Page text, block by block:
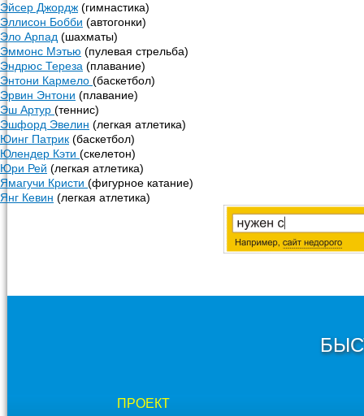
Эйсер Джордж (гимнастика)
Эллисон Бобби (автогонки)
Эло Арпад (шахматы)
Эммонс Мэтью (пулевая стрельба)
Эндрюс Тереза (плавание)
Энтони Кармело (баскетбол)
Эрвин Энтони (плавание)
Эш Артур (теннис)
Эшфорд Эвелин (легкая атлетика)
Юинг Патрик (баскетбол)
Юлендер Кэти (скелетон)
Юри Рей (легкая атлетика)
Ямагучи Кристи (фигурное катание)
Янг Кевин (легкая атлетика)
ПРОЕКТ